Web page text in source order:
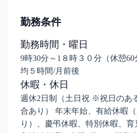
勤務条件
勤務時間・曜日
9時30分～1８時３０分（休憩
均５時間/月前後
休暇・休日
週休2日制（土日祝 ※祝日のあ
合あり） 年末年始、有給休暇
り）、慶弔休暇、特別休暇、育